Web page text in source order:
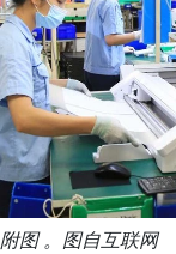
附图 。图自互联网